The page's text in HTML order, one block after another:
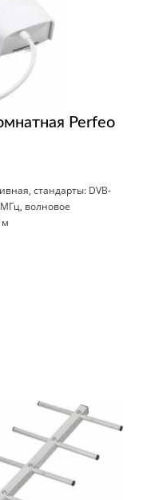
Perfeo
стандарты: DVB-
волновое
м